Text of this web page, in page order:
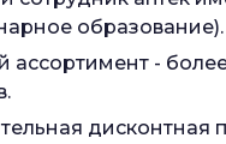
образование).
ассортимент -
дисконтная